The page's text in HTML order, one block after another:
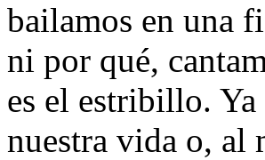
bailamos en una
ni por qué,
es el estribillo.
nuestra vida o, al